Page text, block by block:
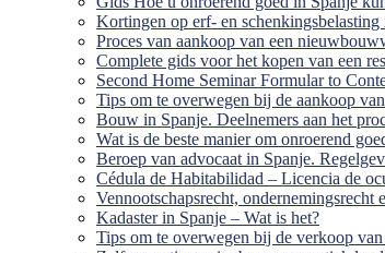
Kortingen op erf- en
Proces van aankoop van een
Complete gids voor het kopen van een
Second Home Seminar Formular to
Tips om te overwegen bij de aankoop
Bouw in Spanje. Deelnemers aan het
Wat is de beste manier om onroerend
Beroep van advocaat in Spanje.
Cédula de Habitabilidad – Licencia de
Vennootschapsrecht, ondernemingsrecht
Kadaster in Spanje – Wat is het?
Tips om te overwegen bij de verkoop